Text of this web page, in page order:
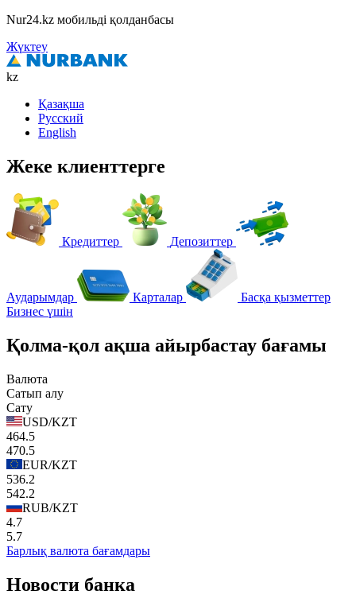
Nur24.kz мобильді қолданбасы
Жүктеу
kz
Қазақша
Русский
English
Жеке клиенттерге
Кредиттер Депозиттер
Аударымдар Карталар
Басқа қызметтер
Бизнес үшін
Қолма-қол ақша айырбастау бағамы
Валюта
Сатып алу
Сату
USD/KZT
464.5
470.5
EUR/KZT
536.2
542.2
RUB/KZT
4.7
5.7
Барлық валюта бағамдары
Новости банка